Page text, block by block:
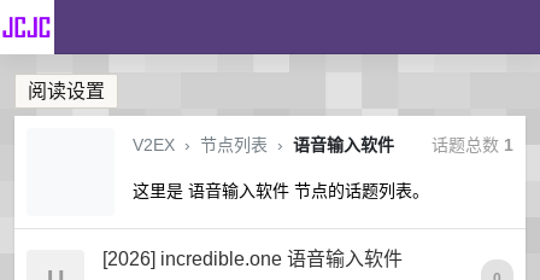
阅读设置
话题总数 1
V2EX › 节点列表 › 语音输入软件
这里是 语音输入软件 节点的话题列表。
[2026] incredible.one 语音输入软件